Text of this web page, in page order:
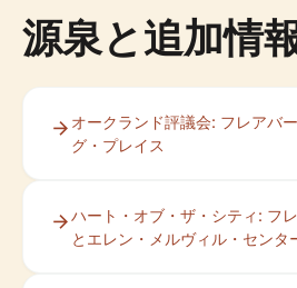
源泉と追加情
オークランド評議会: フレアバ
グ・プレイス
ハート・オブ・ザ・シティ: フ
とエレン・メルヴィル・センタ